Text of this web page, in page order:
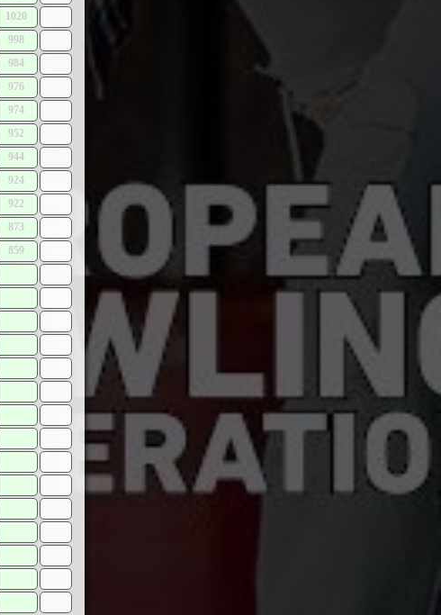
1020
998
984
976
974
952
944
924
922
873
859